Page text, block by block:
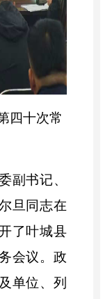
四十次常
副书记、
旦同志在
了叶城县
会议。政
单位、列